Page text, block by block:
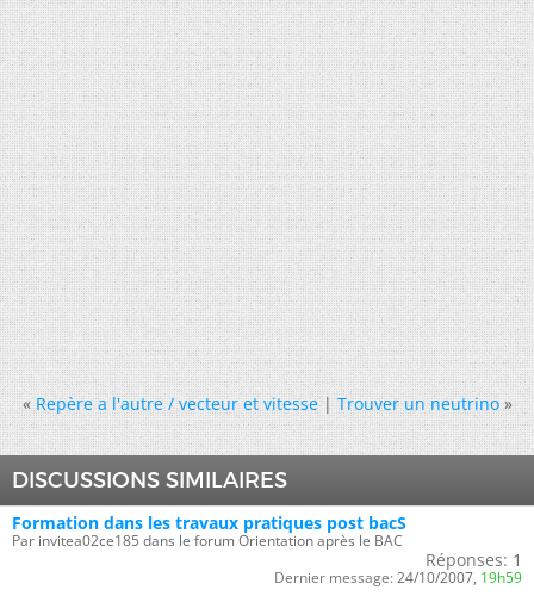
« Repère a l'autre / vecteur et vitesse|Trouver un neutrino »
DISCUSSIONS SIMILAIRES
Formation dans les travaux pratiques post bacS
Par invitea02ce185 dans le forum Orientation après le BAC
Réponses: 1
Dernier message: 24/10/2007, 19h59